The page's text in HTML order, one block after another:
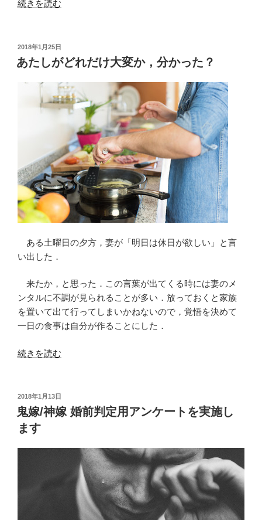
“鬼
嫁
婚
ト
結
果”
の
続きを読む
投
稿
日:
2018年1月25日
あたしがどれだけ大変か，分かった？
ある土曜日の夕方，妻が「明日は休日が欲しい」と言
い出した．
来たか，と思った．この言葉が出てくる時には妻のメ
ンタルに不調が見られることが多い．放っておくと家族
を置いて出て行ってしまいかねないので，覚悟を決めて
一日の食事は自分が作ることにした．
“あ
が
ど
れ
だ
け
続きを読む
投
稿
日:
2018年1月13日
鬼嫁/神嫁 婚前判定用アンケートを実施し
ます